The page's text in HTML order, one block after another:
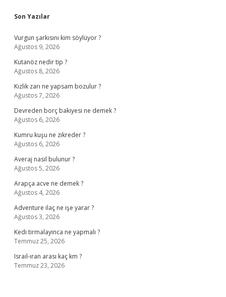
Sidebar
Son Yazılar
Vurgun şarkısını kim söylüyor ?
Ağustos 9, 2026
Kutanöz nedir tip ?
Ağustos 8, 2026
Kızlık zarı ne yapsam bozulur ?
Ağustos 7, 2026
Devreden borç bakiyesi ne demek ?
Ağustos 6, 2026
Kumru kuşu ne zikreder ?
Ağustos 6, 2026
Averaj nasıl bulunur ?
Ağustos 5, 2026
Arapça acve ne demek ?
Ağustos 4, 2026
Adventure ilaç ne işe yarar ?
Ağustos 3, 2026
Kedi tirmalayinca ne yapmalı ?
Temmuz 25, 2026
Israıl-ıran arası kaç km ?
Temmuz 23, 2026